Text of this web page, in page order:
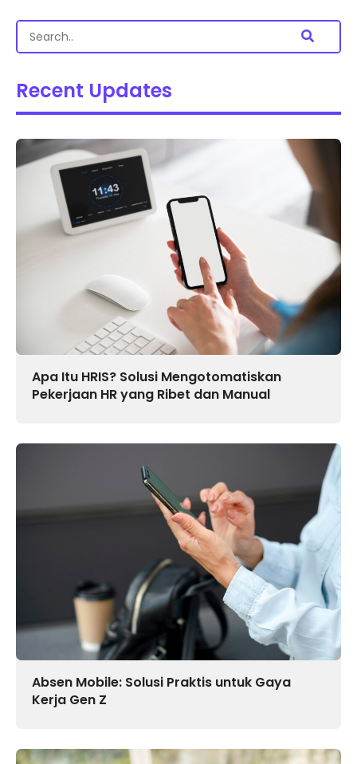
Recent Updates
Apa Itu HRIS? Solusi Mengotomatiskan
Pekerjaan HR yang Ribet dan Manual
Absen Mobile: Solusi Praktis untuk Gaya
Kerja Gen Z